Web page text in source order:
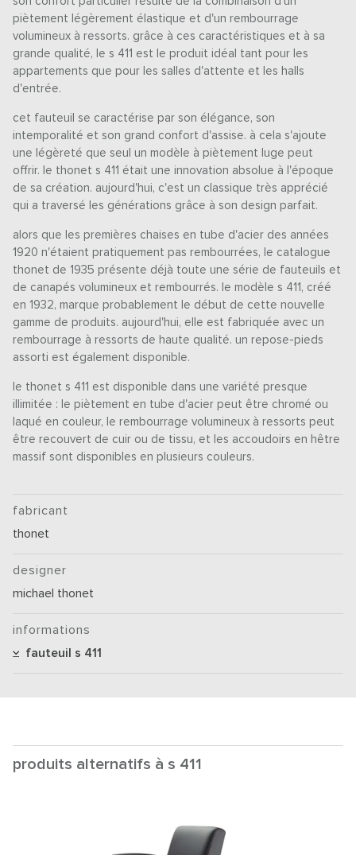
piètement légèrement élastique et d'un rembourrage
volumineux à ressorts. grâce à ces caractéristiques et à sa
grande qualité, le s 411 est le produit idéal tant pour les
appartements que pour les salles d'attente et les halls
d'entrée.
cet fauteuil se caractérise par son élégance, son
intemporalité et son grand confort d'assise. à cela s'ajoute
une légèreté que seul un modèle à piètement luge peut
offrir. le thonet s 411 était une innovation absolue à l'époque
de sa création. aujourd'hui, c'est un classique très apprécié
qui a traversé les générations grâce à son design parfait.
alors que les premières chaises en tube d'acier des années
1920 n'étaient pratiquement pas rembourrées, le catalogue
thonet de 1935 présente déjà toute une série de fauteuils et
de canapés volumineux et rembourrés. le modèle s 411, créé
en 1932, marque probablement le début de cette nouvelle
gamme de produits. aujourd'hui, elle est fabriquée avec un
rembourrage à ressorts de haute qualité. un repose-pieds
assorti est également disponible.
le thonet s 411 est disponible dans une variété presque
illimitée : le piètement en tube d'acier peut être chromé ou
laqué en couleur, le rembourrage volumineux à ressorts peut
être recouvert de cuir ou de tissu, et les accoudoirs en hêtre
massif sont disponibles en plusieurs couleurs.
fabricant
thonet
designer
michael thonet
informations
fauteuil s 411
produits alternatifs à s 411